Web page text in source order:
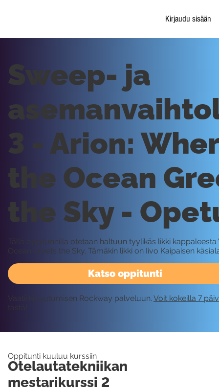
Kirjaudu sisään
Katso oppitunti
Sweep- ja
3 - Arion:
the Ocean
the Sky -
Tällä oppitunnilla otetaan haltuun tyylikäs likki
Ocean Greets the Sky. Tämäkin likki on Iivo Kaipaisen
Vaatii kirjautumisen Rockway palveluun. Voit kokeilla 7
tästä!
Oppitunti kuuluu kurssiin
Otelautatekniikan
mestarikurssi 2